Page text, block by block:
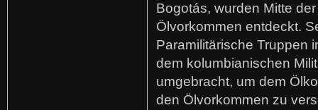
Bogotás, wurden Mitte
Ölvorkommen entdeckt.
Paramilitärische Truppen
dem kolumbianischen
umgebracht, um dem
den Ölvorkommen zu